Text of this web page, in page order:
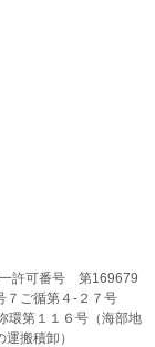
許可番号 第169679
ご循第４-２７号
第１１６号（海部地
搬積卸）